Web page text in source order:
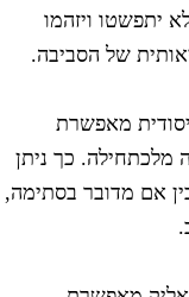
יתפשטו ויזהמו
של הסביבה.
מאפשרת
כך ניתן
אם מדובר בסתימה,